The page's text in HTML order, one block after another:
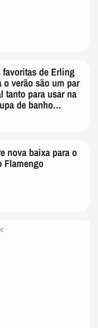
de Erling
o verão são um par
tanto para usar na
de banho
nova baixa para o
Flamengo